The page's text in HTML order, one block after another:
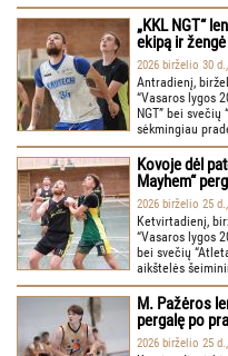
„KKL NGT“
ekipą ir
2026 birželio 30
Antradienį,
“Vasaros lygos
NGT” bei svečių
sėkmingiau
Kovoje dėl
Mayhem“
2026 birželio 25
Ketvirtadienį,
“Vasaros lygos
bei svečių
aikštelės
M. Pažėros
pergalę po
2026 birželio 25